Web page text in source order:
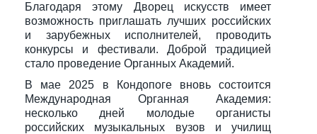
Благодаря этому Дворец искусств имеет
возможность приглашать лучших российских
и зарубежных исполнителей, проводить
конкурсы и фестивали. Доброй традицией
стало проведение Органных Академий.
В мае 2025 в Кондопоге вновь состоится
Международная Органная Академия:
несколько дней молодые органисты
российских музыкальных вузов и училищ